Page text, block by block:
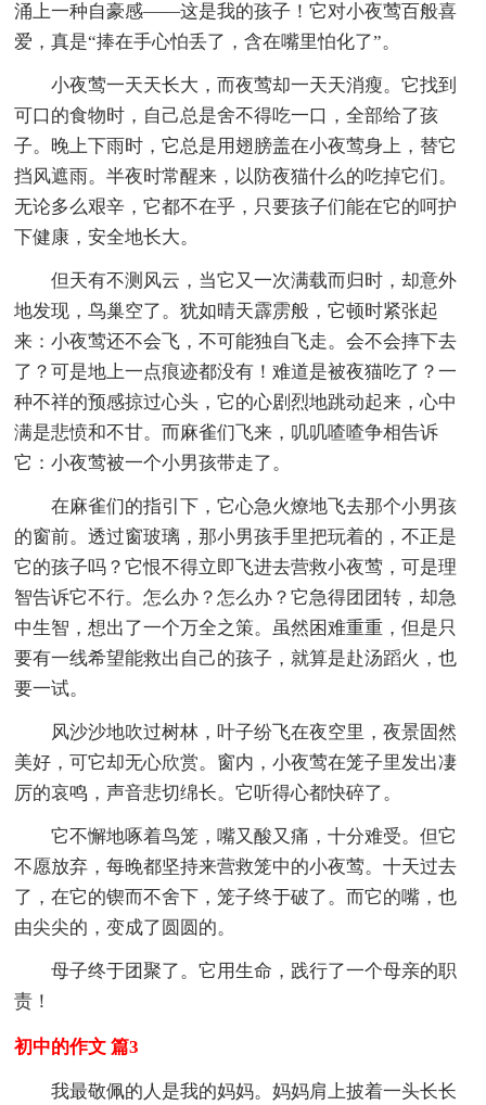
涌上一种自豪感——这是我的孩子！它对小夜莺百般喜
爱，真是“捧在手心怕丢了，含在嘴里怕化了”。
小夜莺一天天长大，而夜莺却一天天消瘦。它找到
可口的食物时，自己总是舍不得吃一口，全部给了孩
子。晚上下雨时，它总是用翅膀盖在小夜莺身上，替它
挡风遮雨。半夜时常醒来，以防夜猫什么的吃掉它们。
无论多么艰辛，它都不在乎，只要孩子们能在它的呵护
下健康，安全地长大。
但天有不测风云，当它又一次满载而归时，却意外
地发现，鸟巢空了。犹如晴天霹雳般，它顿时紧张起
来：小夜莺还不会飞，不可能独自飞走。会不会摔下去
了？可是地上一点痕迹都没有！难道是被夜猫吃了？一
种不祥的预感掠过心头，它的心剧烈地跳动起来，心中
满是悲愤和不甘。而麻雀们飞来，叽叽喳喳争相告诉
它：小夜莺被一个小男孩带走了。
在麻雀们的指引下，它心急火燎地飞去那个小男孩
的窗前。透过窗玻璃，那小男孩手里把玩着的，不正是
它的孩子吗？它恨不得立即飞进去营救小夜莺，可是理
智告诉它不行。怎么办？怎么办？它急得团团转，却急
中生智，想出了一个万全之策。虽然困难重重，但是只
要有一线希望能救出自己的孩子，就算是赴汤蹈火，也
要一试。
风沙沙地吹过树林，叶子纷飞在夜空里，夜景固然
美好，可它却无心欣赏。窗内，小夜莺在笼子里发出凄
厉的哀鸣，声音悲切绵长。它听得心都快碎了。
它不懈地啄着鸟笼，嘴又酸又痛，十分难受。但它
不愿放弃，每晚都坚持来营救笼中的小夜莺。十天过去
了，在它的锲而不舍下，笼子终于破了。而它的嘴，也
由尖尖的，变成了圆圆的。
母子终于团聚了。它用生命，践行了一个母亲的职
责！
初中的作文 篇3
我最敬佩的人是我的妈妈。妈妈肩上披着一头长长